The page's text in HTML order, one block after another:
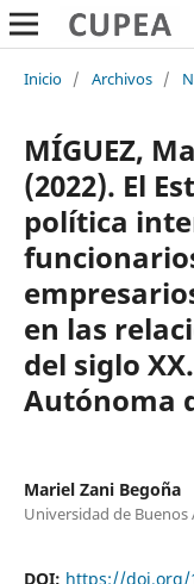
Inicio / Archivos /
MÍGUEZ,
(2022). El
política
en las
del siglo
Autónoma
Mariel Zani Begoña
Universidad de Buenos
DOI: https://doi.org/